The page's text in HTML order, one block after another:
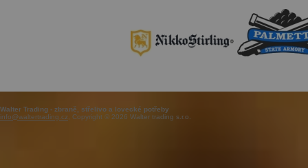
Walter Trading - zbraně, střelivo a lovecké potřeby
info@waltertrading.cz , Copyright © 2026 Walter trading s.r.o.